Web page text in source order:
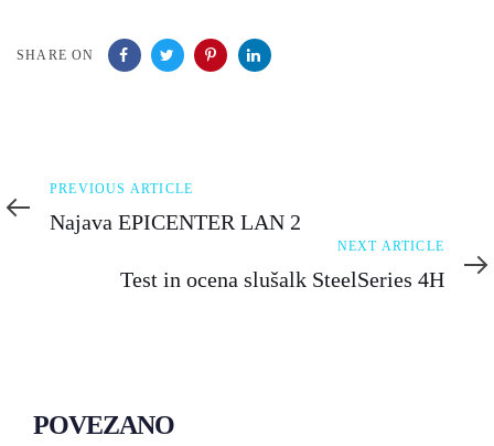
SHARE ON
Previous
Article
PREVIOUS ARTICLE
Najava EPICENTER LAN 2
Article
NEXT ARTICLE
Test in ocena slušalk SteelSeries 4H
POVEZANO